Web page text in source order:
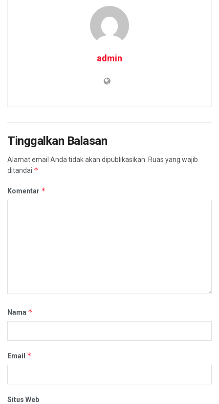
admin
Tinggalkan Balasan
Alamat email Anda tidak akan dipublikasikan. Ruas yang wajib
ditandai *
Komentar *
Nama *
Email *
Situs Web